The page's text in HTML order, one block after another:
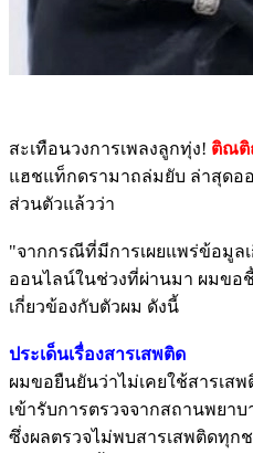
สะเทือนวงการเพลงลูกทุ่ง! ติณติ
แฮชแท็กดรามาถล่มยับ ล่าสุดอ
ส่วนตัวแล้วว่า
"จากกรณีที่มีการเผยแพร่ข้อมูล
ออนไลน์ในช่วงที่ผ่านมา ผมขอ
เกี่ยวข้องกับตัวผม ดังนี้
ประเด็นเรื่องสารเสพติด
ผมขอยืนยันว่าไม่เคยใช้สารเส
เข้ารับการตรวจจากสถานพยา
ซึ่งผลตรวจไม่พบสารเสพติดทุก